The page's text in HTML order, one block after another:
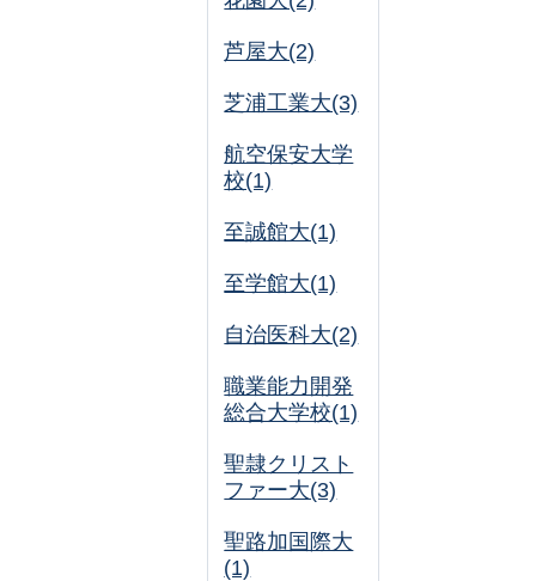
芦屋大(2)
芝浦工業大(3)
航空保安大学
校(1)
至誠館大(1)
至学館大(1)
自治医科大(2)
職業能力開発
総合大学校(1)
聖隷クリスト
ファー大(3)
聖路加国際大
(1)